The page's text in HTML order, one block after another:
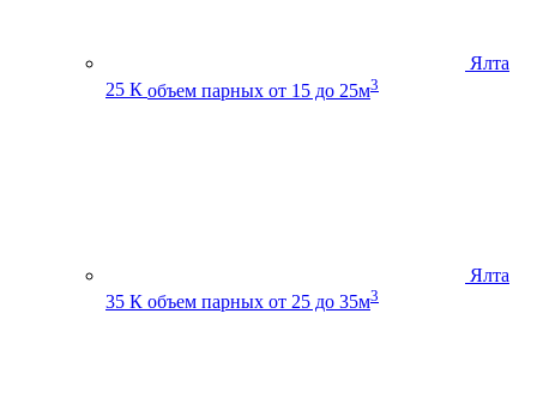
Ялта
25 К объем парных от 15 до 25м3
Ялта
35 К объем парных от 25 до 35м3